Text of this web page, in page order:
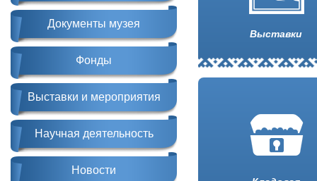
Выставки
Документы музея
Фонды
Выставки и мероприятия
Научная деятельность
Новости